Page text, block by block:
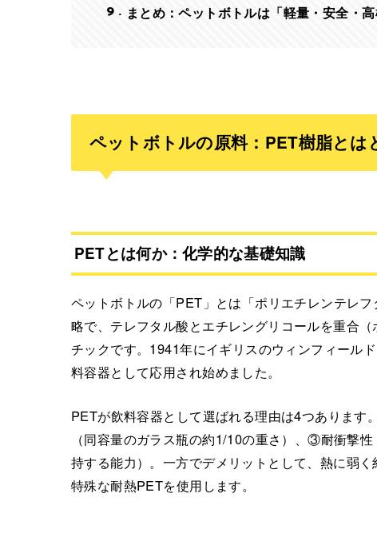
9 まとめ：ペットボトルは「軽量・安全・
ペットボトルの原料：PET樹脂とは
PETとは何か：化学的な基礎知識
ペットボトルの「PET」とは「ポリエチレンテレ
略で、テレフタル酸とエチレングリコールを重合
チックです。1941年にイギリスのウィンフィール
料容器として応用され始めました。
PETが飲料容器として選ばれる理由は4つありま
（同容量のガラス瓶の約1/10の重さ）、③耐衝撃
持する能力）。一方でデメリットとして、熱に弱
特殊な耐熱PETを使用します。